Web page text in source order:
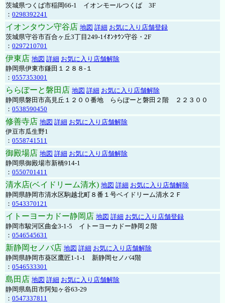
茨城県つくば市稲岡66-1 イオンモールつくば 3F
： 0298392241
イオンタウン守谷店 地図 詳細 お気に入り店舗登録
茨城県守谷市百合ヶ丘3丁目249-1ｲｵﾝﾀｳﾝ守谷・2F
： 0297210701
伊東店 地図 詳細 お気に入り店舗解除
静岡県伊東市鎌田１２８８-１
： 0557353001
ららぽーと磐田店 地図 詳細 お気に入り店舗解除
静岡県磐田市高見丘１２００番地 ららぽーと磐田２階 ２２３００
： 0538590450
修善寺店 地図 詳細 お気に入り店舗解除
伊豆市瓜生野1
： 0558741511
御殿場店 地図 詳細 お気に入り店舗解除
静岡県御殿場市新橋914-1
： 0550701411
清水店(ベイドリーム清水) 地図 詳細 お気に入り店舗解除
静岡県静岡市清水区駒越北町８番１号ベイドリーム清水２Ｆ
： 0543370121
イトーヨーカドー静岡店 地図 詳細 お気に入り店舗登録
静岡市駿河区曲金3-1-5 イトーヨーカドー静岡２階
： 0546545631
新静岡セノバ店 地図 詳細 お気に入り店舗解除
静岡県静岡市葵区鷹匠1-1-1 新静岡セノバ4階
： 0546533301
島田店 地図 詳細 お気に入り店舗解除
静岡県島田市阿知ヶ谷63-29
： 0547337811